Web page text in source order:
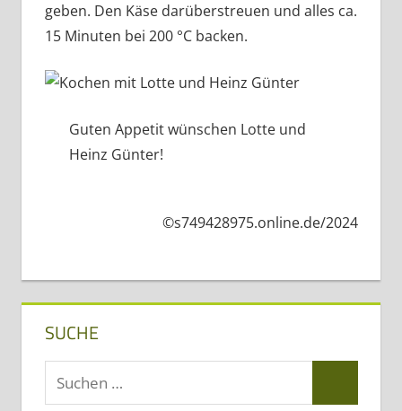
geben. Den Käse darüberstreuen und alles ca.
15 Minuten bei 200 °C backen.
Guten Appetit wünschen Lotte und
Heinz Günter!
©s749428975.online.de/2024
SUCHE
Suchen
nach: